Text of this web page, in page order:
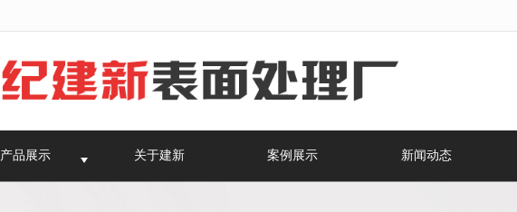
产品展示 关于建新 案例展示 新闻动态